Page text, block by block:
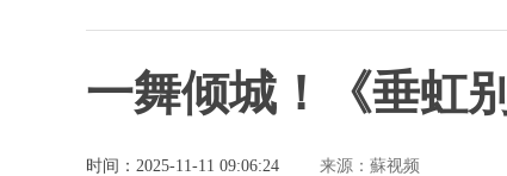
一舞倾城！《垂虹
时间：2025-11-11 09:06:24 来源：蘇视频